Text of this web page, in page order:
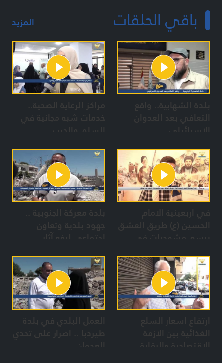
باقي الحلقات المزيد
بلدة الشهابية.. واقع
التعافي بعد العدوان
مراكز الرعاية الصحية..
خدمات شبه مجانية في
السلم والحرب
في اربعينية الامام
الحسين (ع) طريق العشق
يرسم مشهديات في
بلدة معركة الجنوبية ..
جهود بلدية وتعاون
إجتماعي لرفع آثار
والمجازر الصهيونية
ارتفاع اسعار السلع
الغذائية بين الازمة
الاقتصادية والرقابة
العمل البلدي في بلدة
طيردبا .. اصرار على تحدي
العدوان